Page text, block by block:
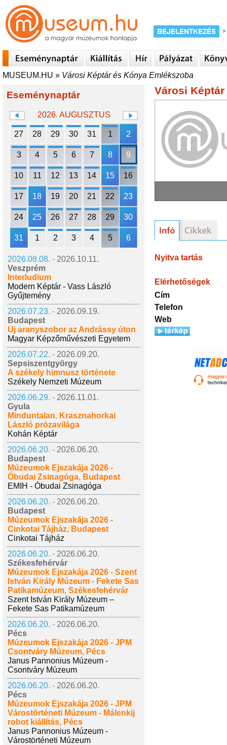
MUSEUM.HU » Városi Képtár és Kónya Emlékszoba
Eseménynaptár
2026. AUGUSZTUS
27 28 29 30 31 1 2
3 4 5 6 7 8 9
10 11 12 13 14 15 16
17 18 19 20 21 22 23
24 25 26 27 28 29 30
31 1 2 3 4 5 6
2026.08.08. - 2026.10.11.
Veszprém
Interludium
Modern Képtár - Vass László
Gyűjtemény
2026.07.23. - 2026.09.19.
Budapest
Új aranyszobor az Andrássy úton
Magyar Képzőművészeti Egyetem
2026.07.22. - 2026.09.20.
Sepsiszentgyörgy
A székely himnusz története
Székely Nemzeti Múzeum
2026.06.29. - 2026.11.01.
Gyula
Minduntalan. Krasznahorkai
László prózavilága
Kohán Képtár
2026.06.20. - 2026.06.20.
Budapest
Múzeumok Éjszakája 2026 -
Óbudai Zsinagóga, Budapest
EMIH - Óbudai Zsinagóga
2026.06.20. - 2026.06.20.
Budapest
Múzeumok Éjszakája 2026 -
Cinkotai Tájház, Budapest
Cinkotai Tájház
2026.06.20. - 2026.06.20.
Székesfehérvár
Múzeumok Éjszakája 2026 - Szent
István Király Múzeum - Fekete Sas
Patikamúzeum, Székesfehérvár
Szent István Király Múzeum –
Fekete Sas Patikamúzeum
2026.06.20. - 2026.06.20.
Pécs
Múzeumok Éjszakája 2026 - JPM
Csontváry Múzeum, Pécs
Janus Pannonius Múzeum -
Csontváry Múzeum
2026.06.20. - 2026.06.20.
Pécs
Múzeumok Éjszakája 2026 - JPM
Várostörténeti Múzeum - Málenkij
robot kiállítás, Pécs
Janus Pannonius Múzeum -
Várostörténeti Múzeum
Városi
Nyitva tartás
Elérhetőségek
Cím
Telefon
Web